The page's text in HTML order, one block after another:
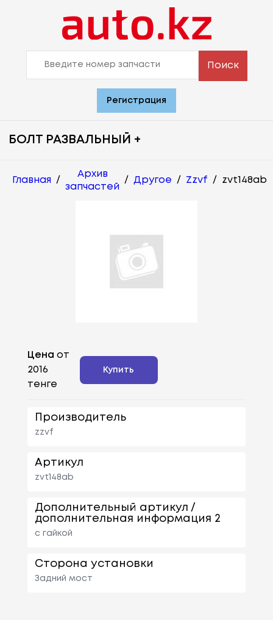
Поиск
Регистрация
БОЛТ РАЗВАЛЬНЫЙ +
Главная /
Архив
запчастей
/ Другое / Zzvf / zvt148ab
Цена от
2016
тенге
Купить
Производитель
zzvf
Артикул
zvt148ab
Дополнительный артикул /
дополнительная информация 2
с гайкой
Сторона установки
Задний мост